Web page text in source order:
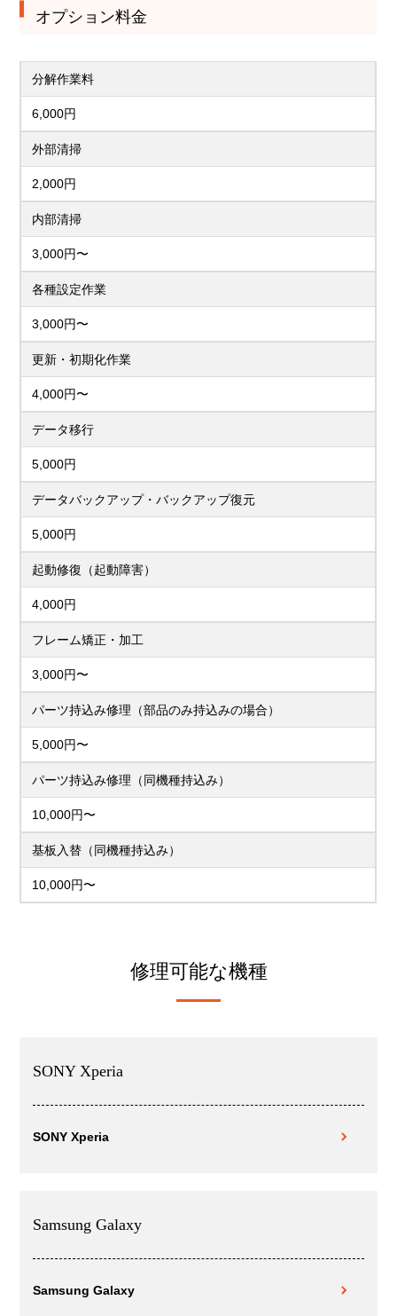
オプション料金
分解作業料
6,000円
外部清掃
2,000円
内部清掃
3,000円〜
各種設定作業
3,000円〜
更新・初期化作業
4,000円〜
データ移行
5,000円
データバックアップ・バックアップ復元
5,000円
起動修復（起動障害）
4,000円
フレーム矯正・加工
3,000円〜
パーツ持込み修理（部品のみ持込みの場合）
5,000円〜
パーツ持込み修理（同機種持込み）
10,000円〜
基板入替（同機種持込み）
10,000円〜
修理可能な機種
SONY Xperia
SONY Xperia
Samsung Galaxy
Samsung Galaxy